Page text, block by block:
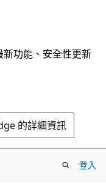
功能、安全性更新
的詳細資訊
登入